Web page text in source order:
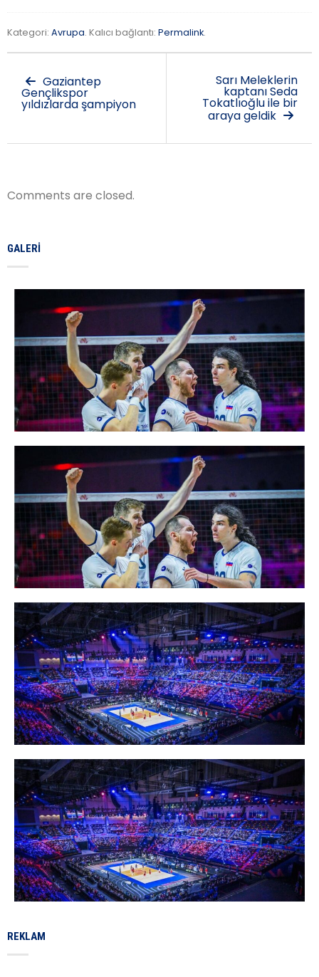
Kategori: Avrupa. Kalıcı bağlantı: Permalink.
Gaziantep
Gençlikspor
yıldızlarda şampiyon
Sarı Meleklerin
kaptanı Seda
Tokatlıoğlu ile bir
araya geldik
Comments are closed.
GALERI
REKLAM